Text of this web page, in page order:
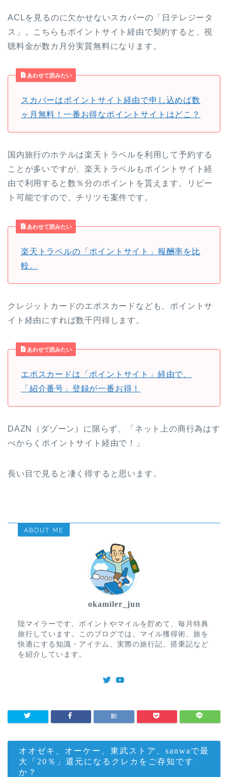
ACLを見るのに欠かせないスカパーの「日テレジータ
ス」。こちらもポイントサイト経由で契約すると、視
聴料金が数カ月分実質無料になります。
あわせて読みたい
スカパーはポイントサイト経由で申し込めば数
ヶ月無料！一番お得なポイントサイトはどこ？
国内旅行のホテルは楽天トラベルを利用して予約する
ことが多いですが、楽天トラベルもポイントサイト経
由で利用すると数％分のポイントを貰えます。リピー
ト可能ですので、チリツモ案件です。
あわせて読みたい
楽天トラベルの「ポイントサイト」報酬率を比
較。
クレジットカードのエポスカードなども、ポイントサ
イト経由にすれば数千円得します。
あわせて読みたい
エポスカードは「ポイントサイト」経由で、
「紹介番号」登録が一番お得！
DAZN（ダゾーン）に限らず、「ネット上の商行為はす
べからくポイントサイト経由で！」
長い目で見ると凄く得すると思います。
ABOUT ME
okamiler_jun
陸マイラーです。ポイントやマイルを貯めて、毎月特典
旅行しています。このブログでは、マイル獲得術、旅を
快適にする知識・アイテム、実際の旅行記、搭乗記など
を紹介しています。
オオゼキ、オーケー、東武ストア、sanwaで最
大「20％」還元になるクレカをご存知です
か？